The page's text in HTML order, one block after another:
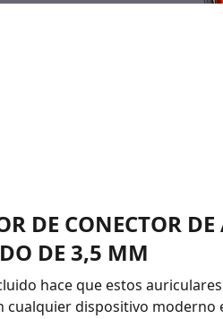
DE CONECTOR
DE 3,5 MM
hace que estos
cualquier dispositivo moderno